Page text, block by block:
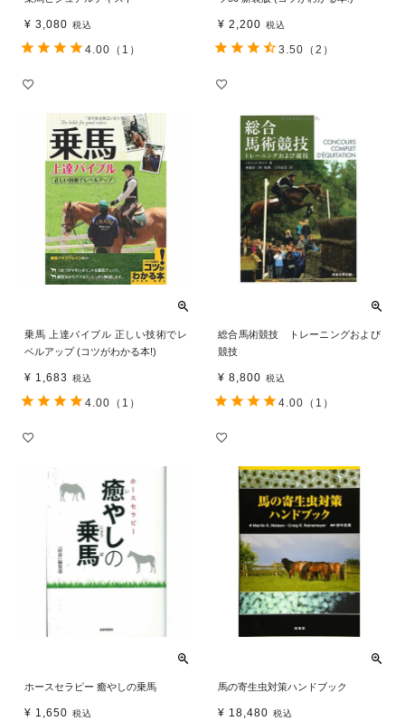
¥ 3,080 税込
4.00 （1）
¥ 2,200 税込
3.50 （2）
乗馬 上達バイブル 正しい技術でレ
ベルアップ (コツがわかる本!)
¥ 1,683 税込
4.00 （1）
総合馬術競技 トレーニングおよび
競技
¥ 8,800 税込
4.00 （1）
ホースセラピー 癒やしの乗馬
¥ 1,650 税込
馬の寄生虫対策ハンドブック
¥ 18,480 税込